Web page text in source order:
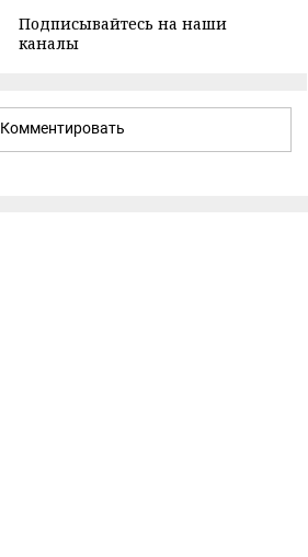
Подписывайтесь на наши
каналы
Комментировать